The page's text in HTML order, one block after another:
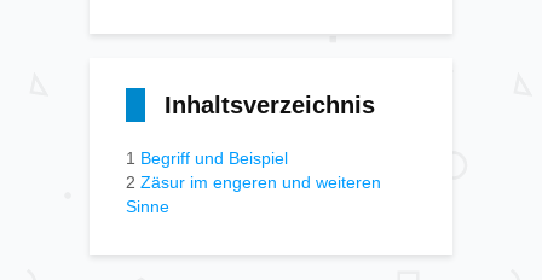
Inhaltsverzeichnis
1 Begriff und Beispiel
2 Zäsur im engeren und weiteren
Sinne